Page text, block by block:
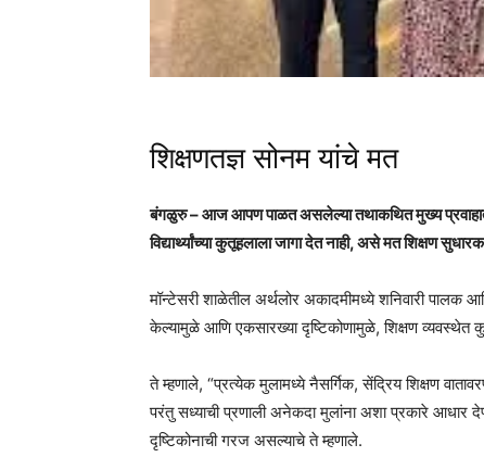
शिक्षणतज्ञ सोनम यांचे मत
बंगळुरु – आज आपण पाळत असलेल्या तथाकथित मुख्य
विद्यार्थ्यांच्या कुतूहलाला जागा देत नाही, असे मत शिक्षण
मॉन्टेसरी शाळेतील अर्थलोर अकादमीमध्ये शनिवारी पालक
केल्यामुळे आणि एकसारख्या दृष्टिकोणामुळे, शिक्षण व्यवस्थेत
ते म्हणाले, “प्रत्येक मुलामध्ये नैसर्गिक, सेंद्रिय शिक्षण
परंतु सध्याची प्रणाली अनेकदा मुलांना अशा प्रकारे
दृष्टिकोनाची गरज असल्याचे ते म्हणाले.